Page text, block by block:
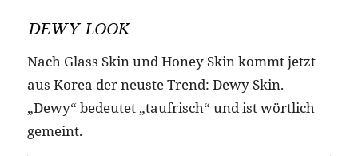
DEWY-LOOK
Nach Glass Skin und Honey Skin kommt jetzt
aus Korea der neuste Trend: Dewy Skin.
„Dewy“ bedeutet „taufrisch“ und ist wörtlich
gemeint.